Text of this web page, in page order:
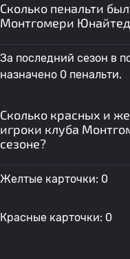
Сколько пенальти
Монтгомери Юнайтед
За последний сезон в
назначено 0 пенальти.
Сколько красных и
игроки клуба
сезоне?
Желтые карточки: 0
Красные карточки: 0